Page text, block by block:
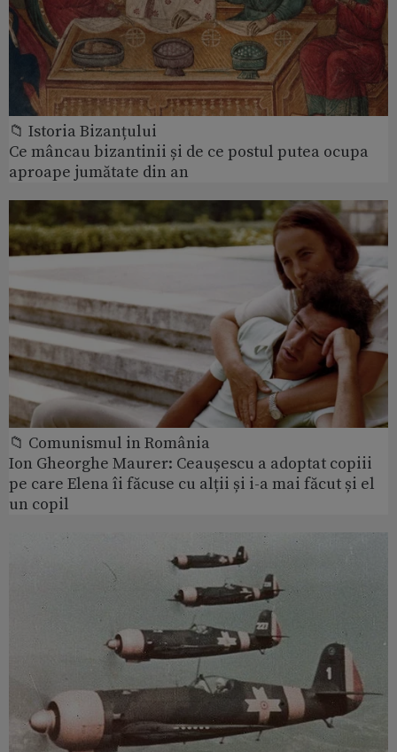
📁 Istoria Bizanțului
Ce mâncau bizantinii și de ce postul putea ocupa
aproape jumătate din an
📁 Comunismul in România
Ion Gheorghe Maurer: Ceaușescu a adoptat copiii
pe care Elena îi făcuse cu alții și i-a mai făcut și el
un copil